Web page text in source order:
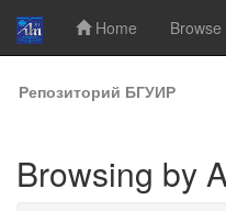
Skip
navigation
Home Browse
Репозиторий БГУИР
Browsing by